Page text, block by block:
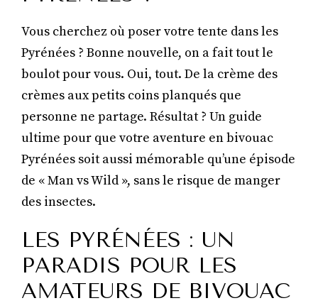
Vous cherchez où poser votre tente dans les
Pyrénées ? Bonne nouvelle, on a fait tout le
boulot pour vous. Oui, tout. De la crème des
crèmes aux petits coins planqués que
personne ne partage. Résultat ? Un guide
ultime pour que votre aventure en bivouac
Pyrénées soit aussi mémorable qu’une épisode
de « Man vs Wild », sans le risque de manger
des insectes.
LES PYRÉNÉES : UN
PARADIS POUR LES
AMATEURS DE BIVOUAC